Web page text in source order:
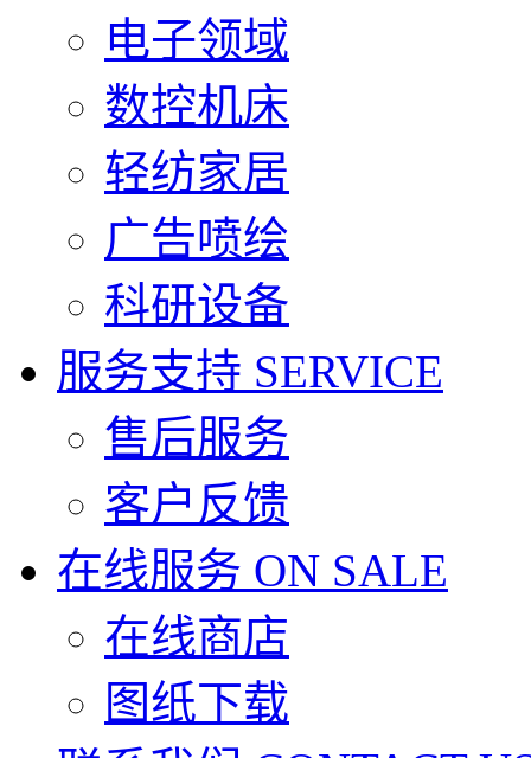
电子领域
数控机床
轻纺家居
广告喷绘
科研设备
服务支持 SERVICE
售后服务
客户反馈
在线服务 ON SALE
在线商店
图纸下载